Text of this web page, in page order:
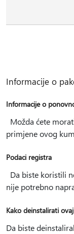
Informacije o
Informacije o
Možda ćete
primjene ovog
Podaci registra
Da biste koristili
nije potrebno
Kako deinstalirati
Da biste